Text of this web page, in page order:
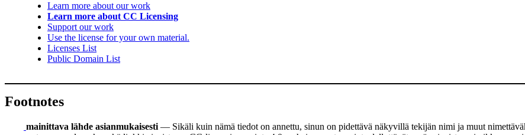
Learn more about our work
Learn more about CC Licensing
Support our work
Use the license for your own material.
Licenses List
Public Domain List
Footnotes
mainittava lähde asianmukaisesti — Sikäli kuin nämä tiedot on annettu, sinun on pidettävä näkyvillä tekijän nimi ja muut